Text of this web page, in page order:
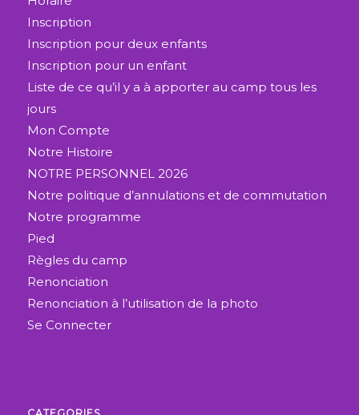
Inscription
Inscription pour deux enfants
Inscription pour un enfant
Liste de ce qu’il y a à apporter au camp tous les
jours
Mon Compte
Notre Histoire
NOTRE PERSONNEL 2026
Notre politique d’annulations et de commutation
Notre programme
Pied
Règles du camp
Renonciation
Renonciation à l’utilisation de la photo
Se Connecter